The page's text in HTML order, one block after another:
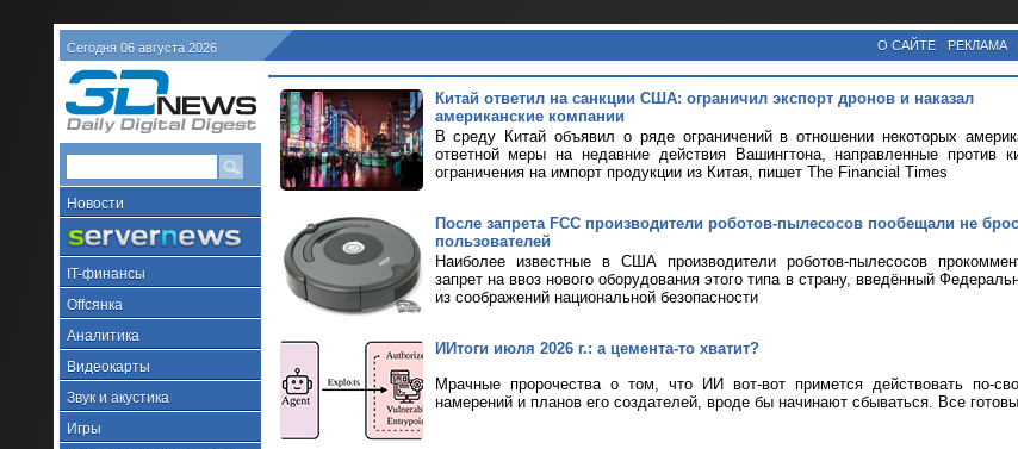
Сегодня 06 августа 2026 О САЙТЕ РЕКЛАМА
Новости
IT-финансы
Offсянка
Аналитика
Видеокарты
Звук и акустика
Игры
Китай ответил на санкции США: ограничил экспорт дронов и наказал
американские компании
В среду Китай объявил о ряде ограничений в отношении некоторых
ответной меры на недавние действия Вашингтона, направленные против
ограничения на импорт продукции из Китая, пишет The Financial Times
После запрета FCC производители роботов-пылесосов пообещали не
пользователей
Наиболее известные в США производители роботов-пылесосов
запрет на ввоз нового оборудования этого типа в страну, введённый
из соображений национальной безопасности
ИИтоги июля 2026 г.: а цемента-то хватит?
Мрачные пророчества о том, что ИИ вот-вот примется действовать по-
намерений и планов его создателей, вроде бы начинают сбываться. Все